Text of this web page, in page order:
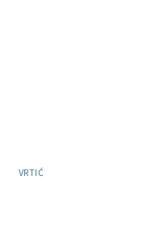
VRTIĆ